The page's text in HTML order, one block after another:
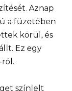
Aznap
a füzetében
körül, és
Ez egy
színlelt